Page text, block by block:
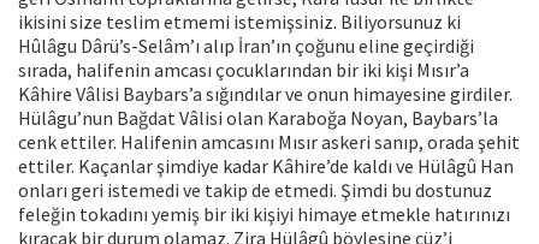
ikisini size teslim etmemi istemişsiniz. Biliyorsunuz ki
Hûlâgu Dârü’s-Selâm’ı alıp İran’ın çoğunu eline geçirdiği
sırada, halifenin amcası çocuklarından bir iki kişi Mısır’a
Kâhire Vâlisi Baybars’a sığındılar ve onun himayesine girdiler.
Hülâgu’nun Bağdat Vâlisi olan Karaboğa Noyan, Baybars’la
cenk ettiler. Halifenin amcasını Mısır askeri sanıp, orada şehit
ettiler. Kaçanlar şimdiye kadar Kâhire’de kaldı ve Hülâgû Han
onları geri istemedi ve takip de etmedi. Şimdi bu dostunuz
feleğin tokadını yemiş bir iki kişiyi himaye etmekle hatırınızı
kıracak bir durum olamaz. Zira Hülâgû böylesine cüz’i